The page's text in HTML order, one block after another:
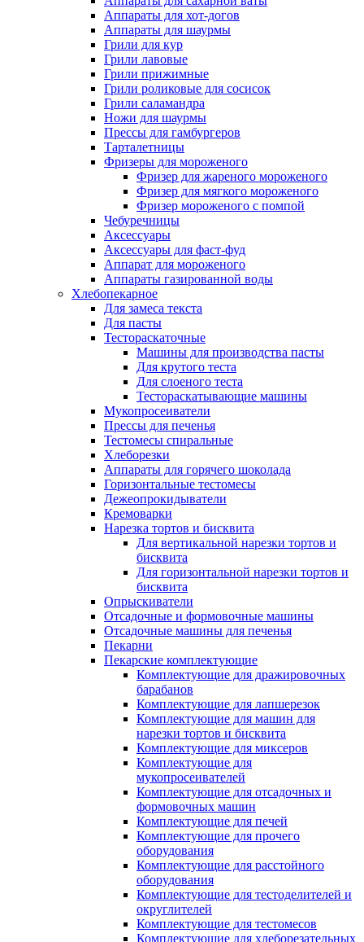
Аппараты для хот-догов
Аппараты для шаурмы
Грили для кур
Грили лавовые
Грили прижимные
Грили роликовые для сосисок
Грили саламандра
Ножи для шаурмы
Прессы для гамбургеров
Тарталетницы
Фризеры для мороженого
Фризер для жареного мороженого
Фризер для мягкого мороженого
Фризер мороженого с помпой
Чебуречницы
Аксессуары
Аксессуары для фаст-фуд
Аппарат для мороженого
Аппараты газированной воды
Хлебопекарное
Для замеса текста
Для пасты
Тестораскаточные
Машины для производства пасты
Для крутого теста
Для слоеного теста
Тестораскатывающие машины
Мукопросеиватели
Прессы для печенья
Тестомесы спиральные
Хлеборезки
Аппараты для горячего шоколада
Горизонтальные тестомесы
Дежеопрокидыватели
Кремоварки
Нарезка тортов и бисквита
Для вертикальной нарезки тортов и
бисквита
Для горизонтальной нарезки тортов и
бисквита
Опрыскиватели
Отсадочные и формовочные машины
Отсадочные машины для печенья
Пекарни
Пекарские комплектующие
Комплектующие для дражировочных
барабанов
Комплектующие для лапшерезок
Комплектующие для машин для
нарезки тортов и бисквита
Комплектующие для миксеров
Комплектующие для
мукопросеивателей
Комплектующие для отсадочных и
формовочных машин
Комплектующие для печей
Комплектующие для прочего
оборудования
Комплектующие для расстойного
оборудования
Комплектующие для тестоделителей и
округлителей
Комплектующие для тестомесов
Комплектующие для хлеборезательных